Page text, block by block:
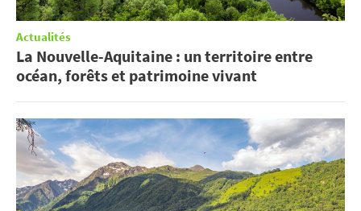
Actualités
La Nouvelle-Aquitaine : un territoire entre
océan, forêts et patrimoine vivant